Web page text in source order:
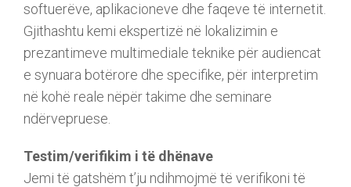
softuerëve, aplikacioneve dhe faqeve të internetit.
Gjithashtu kemi ekspertizë në lokalizimin e
prezantimeve multimediale teknike për audiencat
e synuara botërore dhe specifike, për interpretim
në kohë reale nëpër takime dhe seminare
ndërvepruese.
Testim/verifikim i të dhënave
Jemi të gatshëm t’ju ndihmojmë të verifikoni të